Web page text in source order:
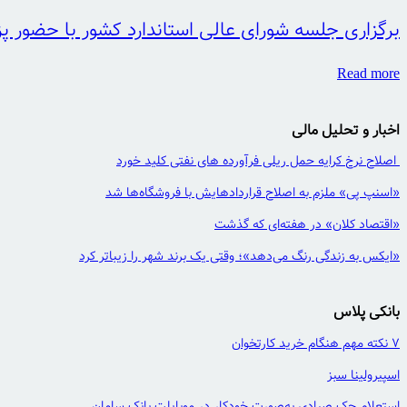
برگزاری جلسه شورای عالی استاندارد کشور با حضور
Read more
اخبار و تحلیل مالی
اصلاح نرخ کرایه حمل ریلی فرآورده های نفتی کلید خورد
«اسنپ پی» ملزم به اصلاح قراردادهایش با فروشگاه‌ها شد
«اقتصاد کلان» در هفته‌ای که گذشت
«ایکس به زندگی رنگ می‌دهد»؛ وقتی یک برند شهر را زیباتر کرد
بانکی پلاس
7 نکته مهم هنگام خرید کارتخوان
اسپیرولینا سبز